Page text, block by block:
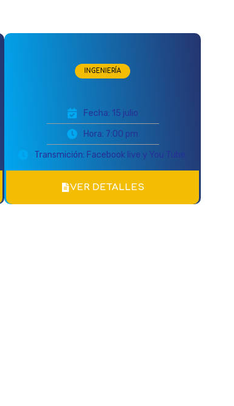
INGENIERÍA
Fecha: 15 julio
Hora: 7:00 pm
Transmición: Facebook live y You Tube.
VER DETALLES